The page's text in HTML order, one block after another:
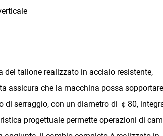
tallone realizzato in acciaio resistente,
assicura che la macchina possa
serraggio, con un diametro di ￠80,
progettuale permette operazioni di